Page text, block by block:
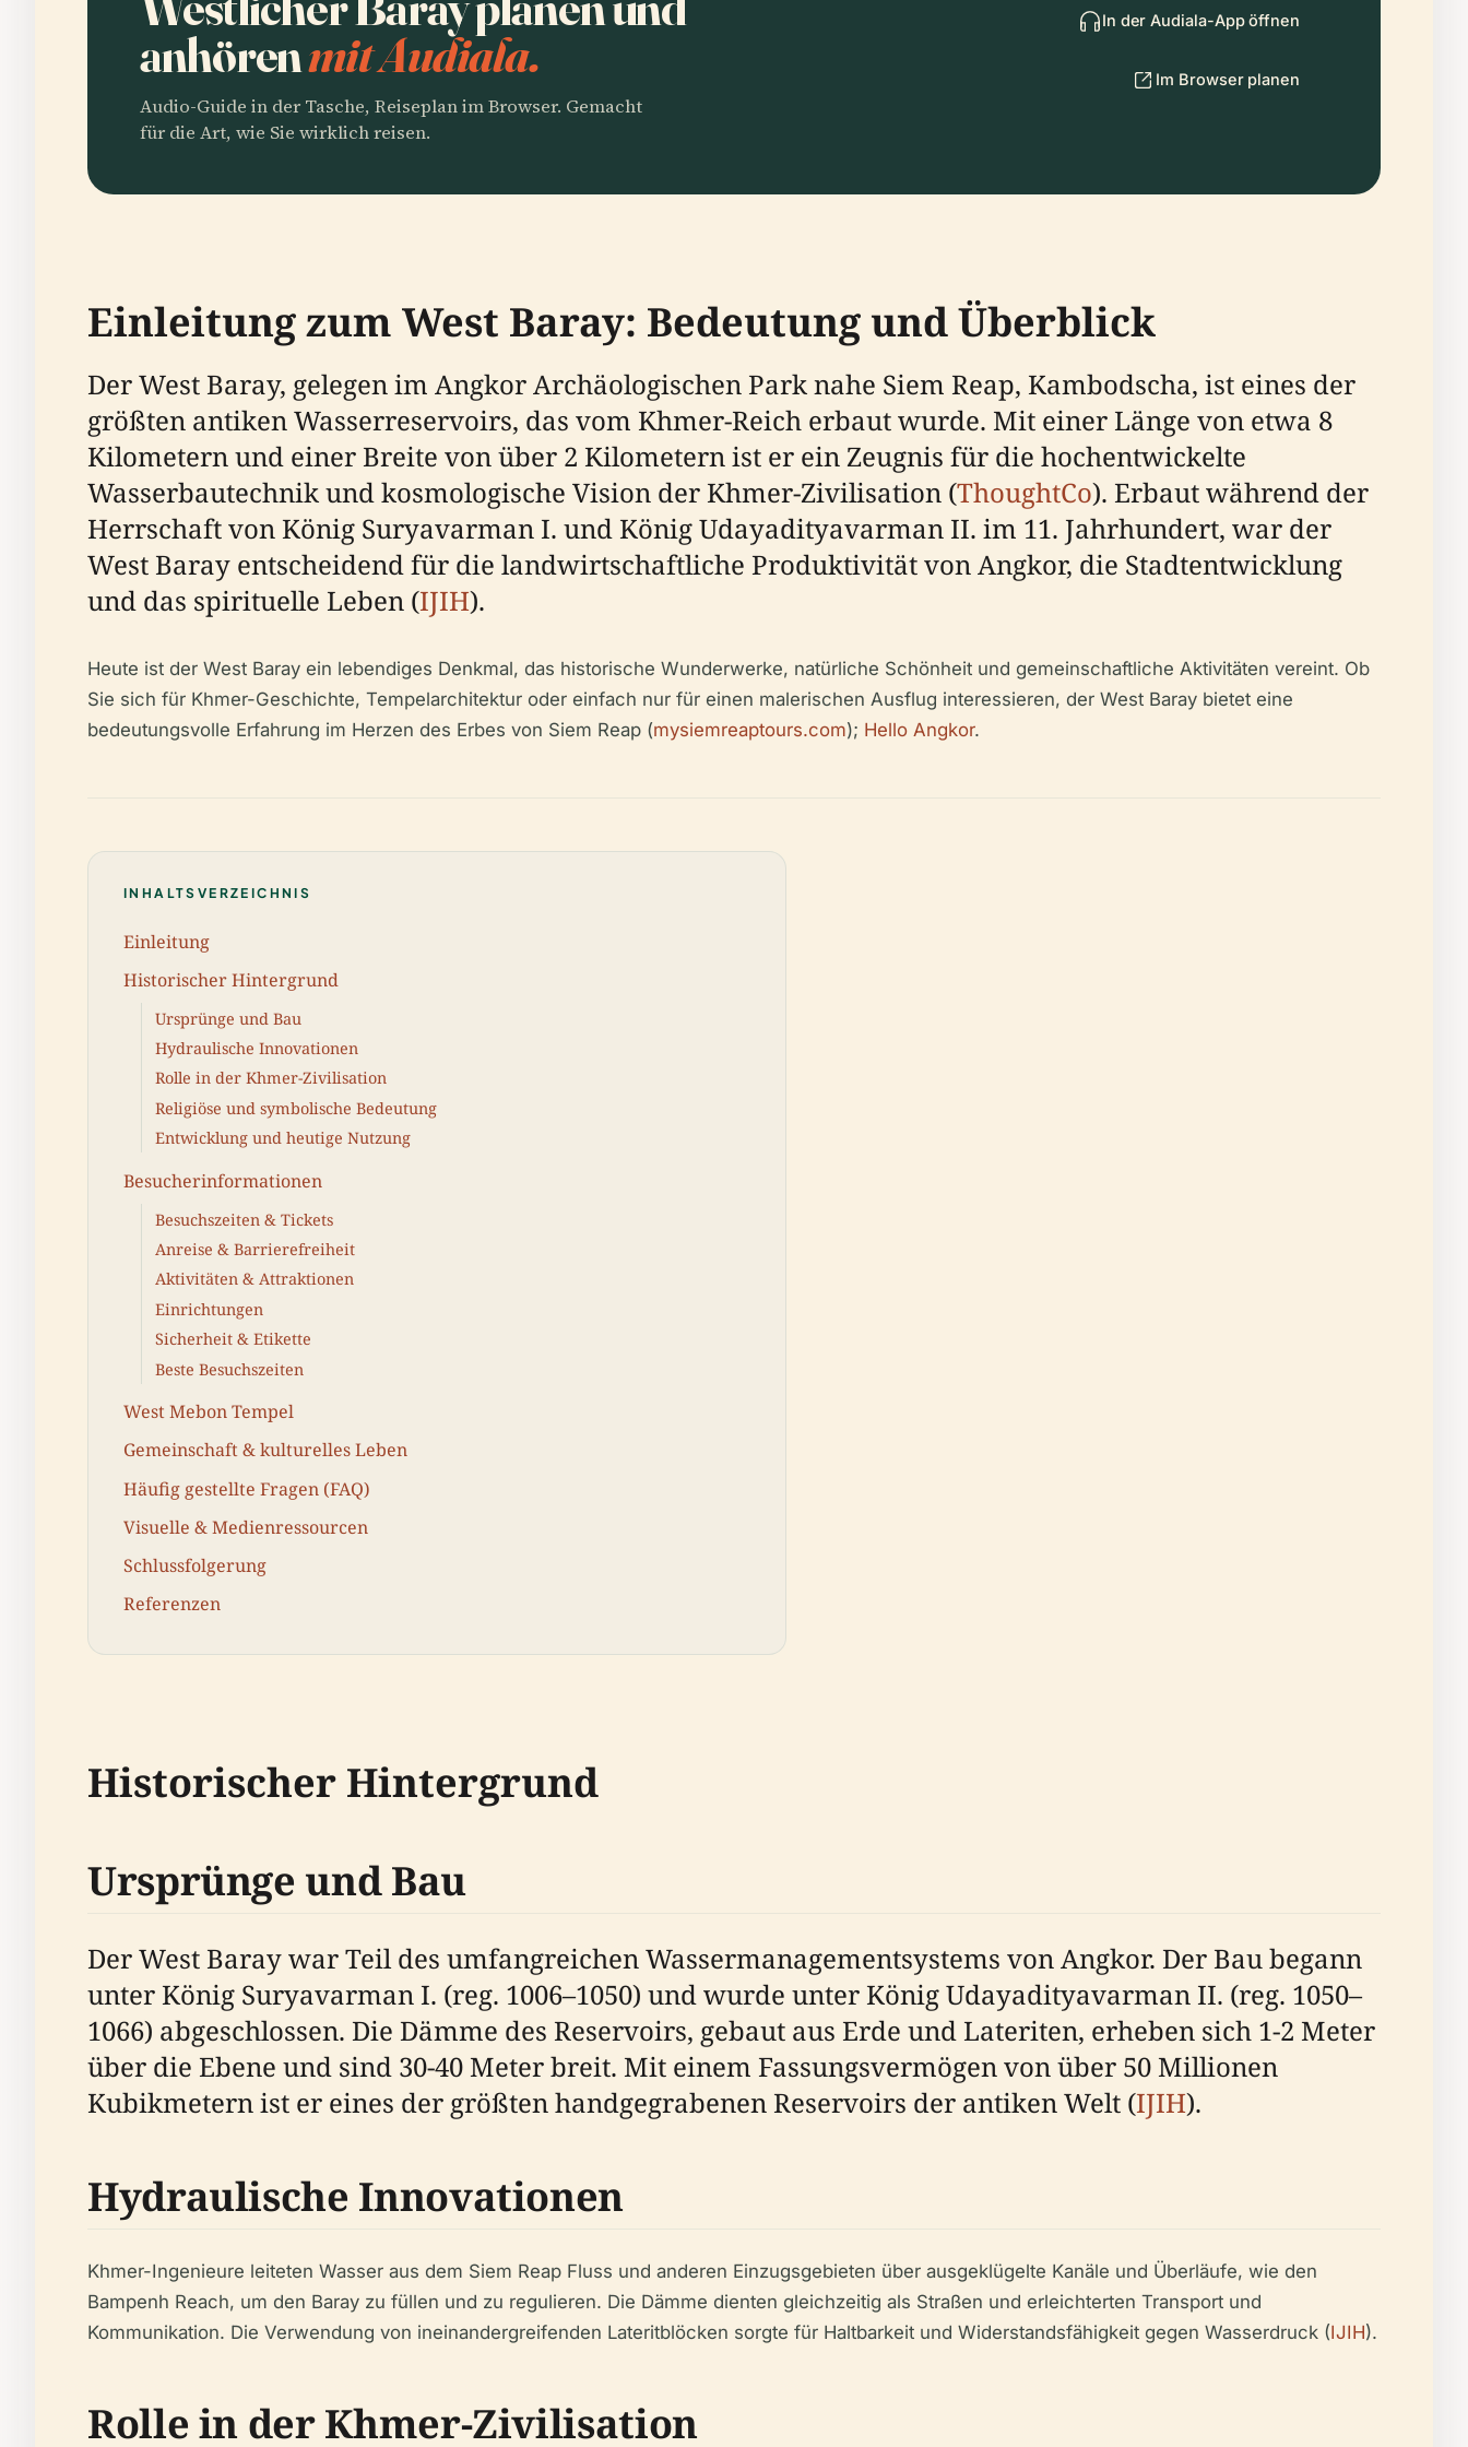
anhörenmit Audiala.
Audio-Guide in der Tasche, Reiseplan im Browser. Gemacht
für die Art, wie Sie wirklich reisen.
In der Audiala-App öffnen
Im Browser planen
Einleitung zum West Baray: Bedeutung und Überblick
Der West Baray, gelegen im Angkor Archäologischen Park nahe Siem Reap, Kambodscha, ist eines der
größten antiken Wasserreservoirs, das vom Khmer-Reich erbaut wurde. Mit einer Länge von etwa 8
Kilometern und einer Breite von über 2 Kilometern ist er ein Zeugnis für die hochentwickelte
Wasserbautechnik und kosmologische Vision der Khmer-Zivilisation (ThoughtCo). Erbaut während der
Herrschaft von König Suryavarman I. und König Udayadityavarman II. im 11. Jahrhundert, war der
West Baray entscheidend für die landwirtschaftliche Produktivität von Angkor, die Stadtentwicklung
und das spirituelle Leben (IJIH).
Heute ist der West Baray ein lebendiges Denkmal, das historische Wunderwerke, natürliche Schönheit und gemeinschaftliche Aktivitäten vereint. Ob
Sie sich für Khmer-Geschichte, Tempelarchitektur oder einfach nur für einen malerischen Ausflug interessieren, der West Baray bietet eine
bedeutungsvolle Erfahrung im Herzen des Erbes von Siem Reap (mysiemreaptours.com); Hello Angkor.
INHALTSVERZEICHNIS
Einleitung
Historischer Hintergrund
Ursprünge und Bau
Hydraulische Innovationen
Rolle in der Khmer-Zivilisation
Religiöse und symbolische Bedeutung
Entwicklung und heutige Nutzung
Besucherinformationen
Besuchszeiten & Tickets
Anreise & Barrierefreiheit
Aktivitäten & Attraktionen
Einrichtungen
Sicherheit & Etikette
Beste Besuchszeiten
West Mebon Tempel
Gemeinschaft & kulturelles Leben
Häufig gestellte Fragen (FAQ)
Visuelle & Medienressourcen
Schlussfolgerung
Referenzen
Historischer Hintergrund
Ursprünge und Bau
Der West Baray war Teil des umfangreichen Wassermanagementsystems von Angkor. Der Bau begann
unter König Suryavarman I. (reg. 1006–1050) und wurde unter König Udayadityavarman II. (reg. 1050–
1066) abgeschlossen. Die Dämme des Reservoirs, gebaut aus Erde und Lateriten, erheben sich 1-2 Meter
über die Ebene und sind 30-40 Meter breit. Mit einem Fassungsvermögen von über 50 Millionen
Kubikmetern ist er eines der größten handgegrabenen Reservoirs der antiken Welt (IJIH).
Hydraulische Innovationen
Khmer-Ingenieure leiteten Wasser aus dem Siem Reap Fluss und anderen Einzugsgebieten über ausgeklügelte Kanäle und Überläufe, wie den
Bampenh Reach, um den Baray zu füllen und zu regulieren. Die Dämme dienten gleichzeitig als Straßen und erleichterten Transport und
Kommunikation. Die Verwendung von ineinandergreifenden Lateritblöcken sorgte für Haltbarkeit und Widerstandsfähigkeit gegen Wasserdruck (IJIH).
Rolle in der Khmer-Zivilisation